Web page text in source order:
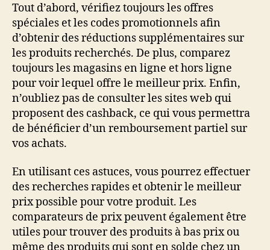
Tout d’abord, vérifiez toujours les offres
spéciales et les codes promotionnels afin
d’obtenir des réductions supplémentaires sur
les produits recherchés. De plus, comparez
toujours les magasins en ligne et hors ligne
pour voir lequel offre le meilleur prix. Enfin,
n’oubliez pas de consulter les sites web qui
proposent des cashback, ce qui vous permettra
de bénéficier d’un remboursement partiel sur
vos achats.
En utilisant ces astuces, vous pourrez effectuer
des recherches rapides et obtenir le meilleur
prix possible pour votre produit. Les
comparateurs de prix peuvent également être
utiles pour trouver des produits à bas prix ou